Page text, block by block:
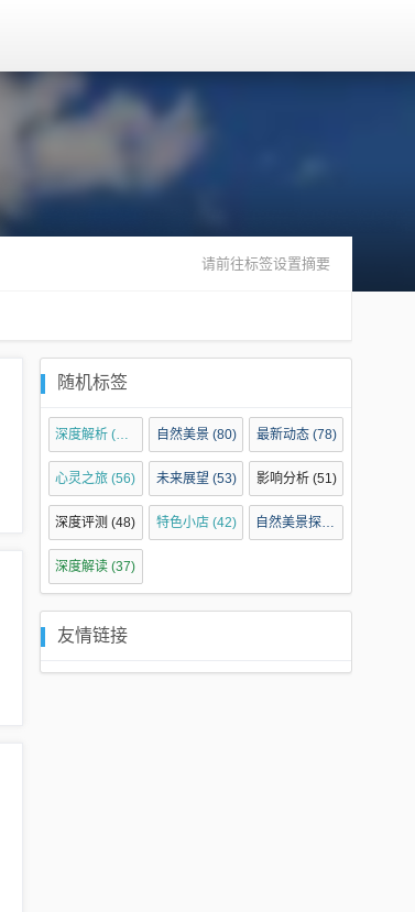
请前往标签设置摘要
随机标签
深度解析(134) 自然美景(80) 最新动态(78)
心灵之旅 (56) 未来展望 (53) 影响分析(51)
深度评测 (48) 特色小店(42) 自然美景探索
深度解读 (37)
友情链接